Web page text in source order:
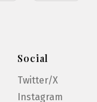
Social
Twitter/X
Instagram